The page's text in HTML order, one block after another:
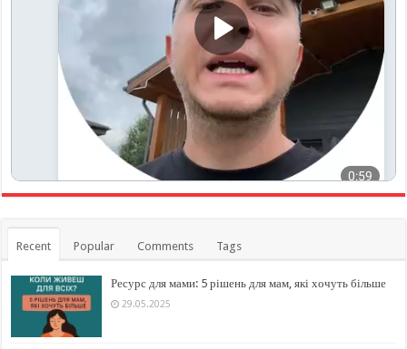
Recent Popular Comments Tags
Ресурс для мами: 5 рішень для мам, які хочуть більше
29.05.2025